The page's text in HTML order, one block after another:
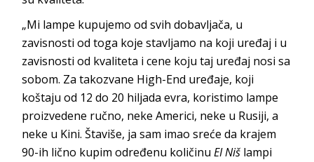
„Mi lampe kupujemo od svih dobavljača, u
zavisnosti od toga koje stavljamo na koji uređaj i u
zavisnosti od kvaliteta i cene koju taj uređaj nosi sa
sobom. Za takozvane High-End uređaje, koji
koštaju od 12 do 20 hiljada evra, koristimo lampe
proizvedene ručno, neke Americi, neke u Rusiji, a
neke u Kini. Štaviše, ja sam imao sreće da krajem
90-ih lično kupim određenu količinuEI Niš lampi